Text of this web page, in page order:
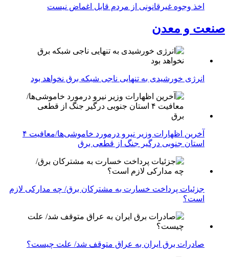
اخذ وجوه غیرقانونی از مردم قابل اغماض نیست
صنعت و معدن
انرژی خورشیدی به تنهایی ناجی شبکه برق نخواهد بود
آخرین اظهارات وزیر نیرو درمورد خاموشی‌ها/معافیت ۴
استان جنوبی درگیر جنگ از قطعی برق
جزئیات پرداخت خسارت به مشترکان برق/ چه مدارکی لازم
است؟
صادرات برق ایران به عراق متوقف شد/ علت چیست؟